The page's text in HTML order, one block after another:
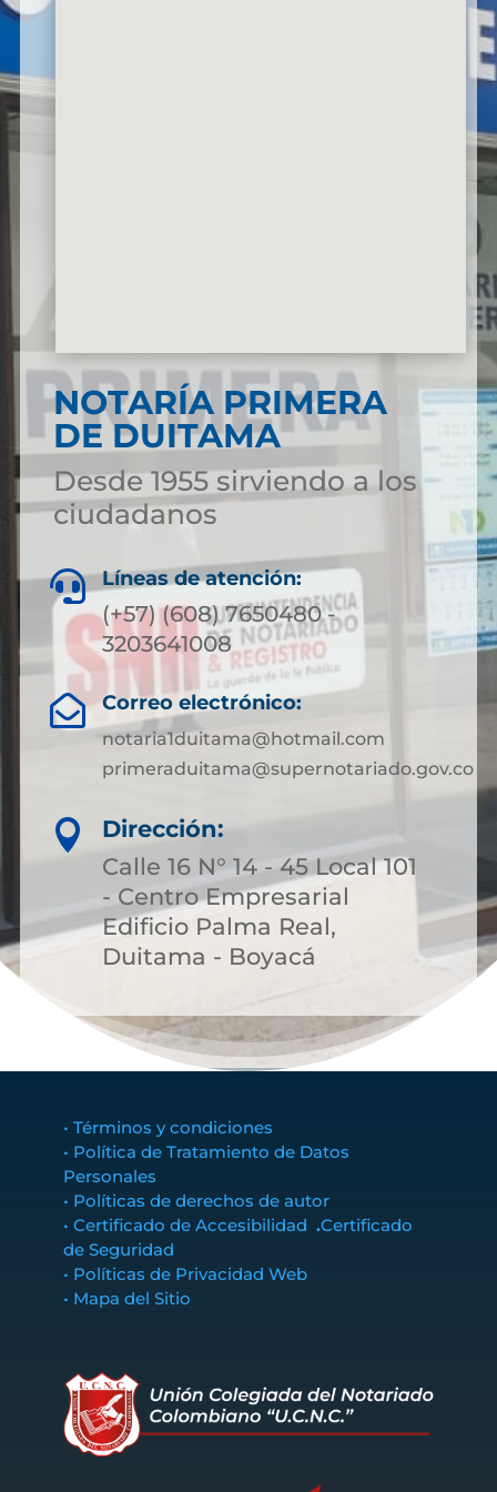
NOTARÍA PRIMERA
DE DUITAMA
Desde 1955 sirviendo a los
ciudadanos
 Líneas de atención:
(+57) (608) 7650480 -
3203641008
 Correo electrónico:
notaria1duitama@hotmail.com
primeraduitama@supernotariado.gov.co

Dirección:
Calle 16 N° 14 - 45 Local 101
- Centro Empresarial
Edificio Palma Real,
Duitama - Boyacá
• Términos y condiciones
• Política de Tratamiento de Datos
Personales
• Políticas de derechos de autor
• Certificado de Accesibilidad .Certificado
de Seguridad
• Políticas de Privacidad Web
• Mapa del Sitio